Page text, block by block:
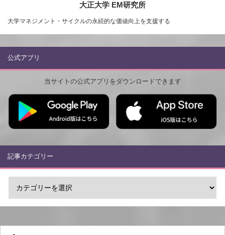
大正大学 EM研究所
大学マネジメント・サイクルの永続的な価値向上を支援する
公式アプリ
当サイトの公式アプリをダウンロードできます
記事カテゴリー